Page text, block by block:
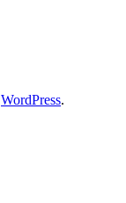
WordPress.